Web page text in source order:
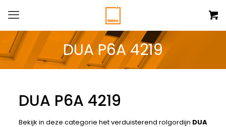
DUA P6A 4219
DUA P6A 4219
Bekijk in deze categorie het verduisterend rolgordijn DUA